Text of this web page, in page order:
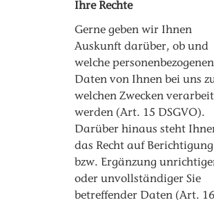
Ihre Rechte
Gerne geben wir Ihnen
Auskunft darüber, ob und
welche personenbezogenen
Daten von Ihnen bei uns
welchen Zwecken
werden (Art. 15 DSGVO).
Darüber hinaus steht
das Recht auf Berichtigung
bzw. Ergänzung
oder unvollständiger Sie
betreffender Daten (Art. 16